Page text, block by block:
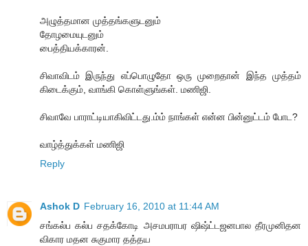
அழுத்தமான முத்தங்களுடனும்
தோழமையுடனும்
பைத்தியக்காரன்.
சிவாவிடம் இருந்து எப்பொழுதோ ஒரு முறைதான் இந்த முத்தம்
கிடைக்கும், வாங்கி கொள்ளுங்கள். மணிஜி.
சிவாவே பாராட்டியாகிவிட்டது.ம்ம் நாங்கள் என்ன பின்னுட்டம் போட?
வாழ்த்துக்கள் மணிஜி
Reply
Ashok D February 16, 2010 at 11:44 AM
சங்கல்ப கல்ப சதக்கோடி அசமபராபர ஷிஷ்ட்டஜனபால தீரமுனிதன
விகார மதன சுகுமார தத்தய